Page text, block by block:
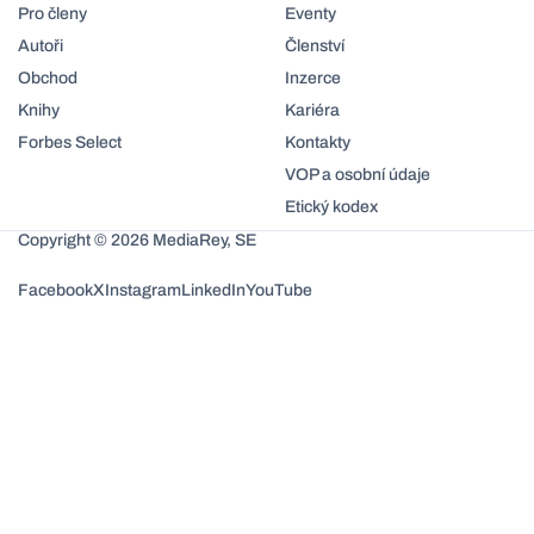
Pro členy
Autoři
Obchod
Knihy
Forbes Select
Eventy
Členství
Inzerce
Kariéra
Kontakty
VOP a osobní údaje
Etický kodex
Copyright © 2026 MediaRey, SE
FacebookXInstagramLinkedInYouTube